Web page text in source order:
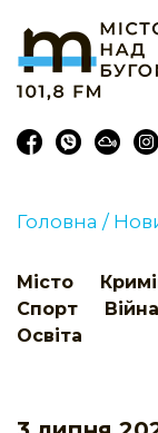
Головна /
Місто
Спорт
Війна
Освіта